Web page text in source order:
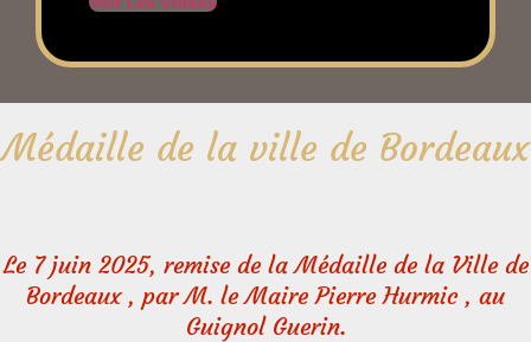
Médaille de la ville de Bordeaux
Le 7 juin 2025, remise de la Médaille de la Ville de
Bordeaux , par M. le Maire Pierre Hurmic , au
Guignol Guerin.